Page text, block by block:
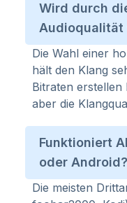
Wird durch
Die Wahl einer
hält den Klang
Bitraten erstellen
aber die
Funktioniert
oder Android?
Die meisten